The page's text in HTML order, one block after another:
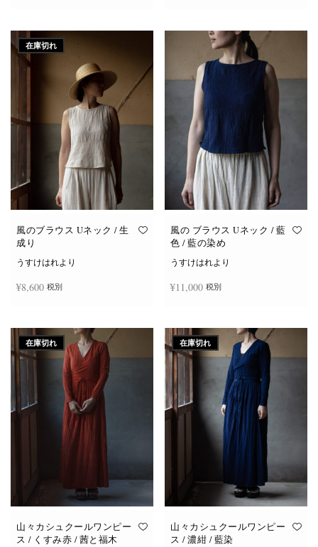
ジ
選
択
で
き
ま
す
ジ
か
ら
選
在庫切れ
風のブラウス Uネック / 生
成り
うすけはれより
¥8,600 税別
風の ブラウス Uネック / 藍
色 / 藍の染め
うすけはれより
¥11,000 税別
在庫切れ
山々カシュクールワンピー
ス / くすみ赤 / 茜と福木
在庫切れ
山々カシュクールワンピー
ス / 濃紺 / 藍染